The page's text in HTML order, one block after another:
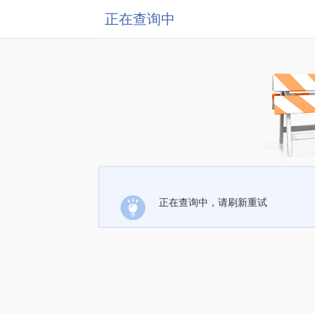
正在查询中
正在查询中，请刷新重试